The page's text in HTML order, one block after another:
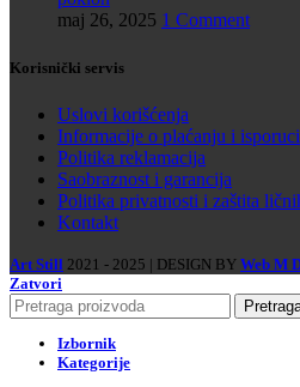
maj 26, 2025 1 Comment
Korisnički servis
Uslovi korišćenja
Informacije o plaćanju i isporuci
Politika reklamacija
Saobraznost i garancija
Politika privatnosti i zaštita
Kontakt
Art Still 2021 - 2025 | DESIGN BY Web M
Zatvori
Izbornik
Kategorije